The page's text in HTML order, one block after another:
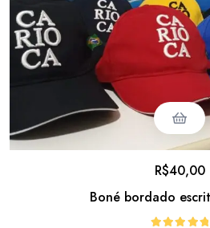
Boné bordado
R$40,00